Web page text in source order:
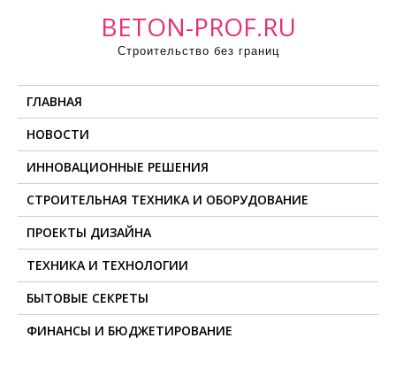
BETON-PROF.RU
Строительство без границ
ГЛАВНАЯ
НОВОСТИ
ИННОВАЦИОННЫЕ РЕШЕНИЯ
СТРОИТЕЛЬНАЯ ТЕХНИКА И ОБОРУДОВАНИЕ
ПРОЕКТЫ ДИЗАЙНА
ТЕХНИКА И ТЕХНОЛОГИИ
БЫТОВЫЕ СЕКРЕТЫ
ФИНАНСЫ И БЮДЖЕТИРОВАНИЕ